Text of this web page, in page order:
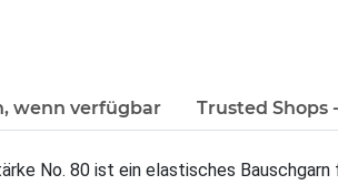
wenn verfügbar Trusted Shops
No. 80 ist ein elastisches